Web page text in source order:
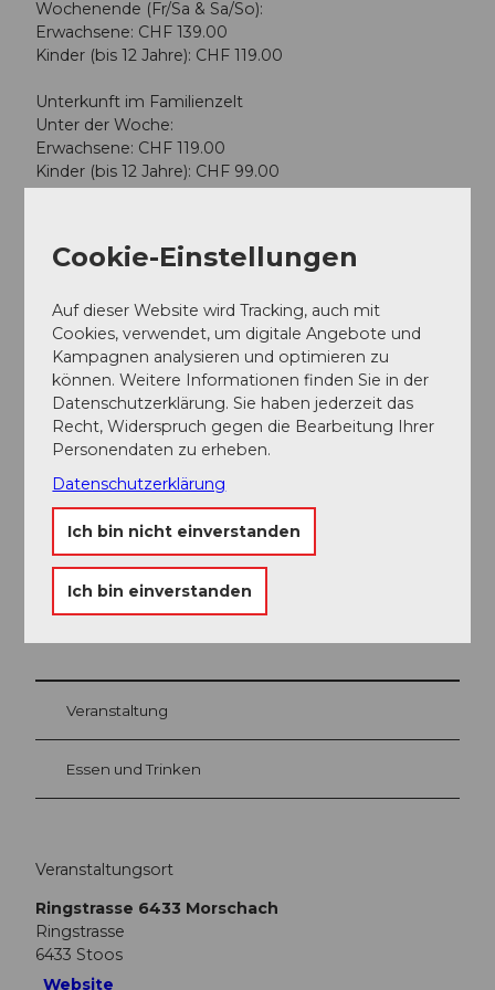
Wochenende (Fr/Sa & Sa/So):
Erwachsene: CHF 139.00
Kinder (bis 12 Jahre): CHF 119.00
Unterkunft im Familienzelt
Unter der Woche:
Erwachsene: CHF 119.00
Kinder (bis 12 Jahre): CHF 99.00
Erwachsene: CHF 139.00
Kinder (bis 12 Jahre): CHF 119.00
Tagesprogramm mit Verpflegung, ohne
Übernachtung
Unter der Woche:
Erwachsene: CHF 79.00
Kinder (bis 12 Jahre): CHF 59.00
Wochenende (Fr/Sa & Sa/So):
Erwachsene: CHF 99.00
Kinder (bis 12 Jahre): CHF 79.00
Veranstaltung
Essen und Trinken
Veranstaltungsort
Ringstrasse 6433 Morschach
Ringstrasse
6433 Stoos
Website
Cookie-Einstellungen
Auf dieser Website wird Tracking, auch mit
Cookies, verwendet, um digitale Angebote und
Kampagnen analysieren und optimieren zu
können. Weitere Informationen finden Sie in der
Datenschutzerklärung. Sie haben jederzeit das
Recht, Widerspruch gegen die Bearbeitung Ihrer
Personendaten zu erheben.
Datenschutzerklärung
Ich bin nicht einverstanden
Ich bin einverstanden